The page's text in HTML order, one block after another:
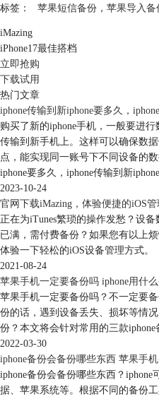
标签： 苹果短信备份， 苹果导入备
iMazing
iPhone17最佳搭档
立即抢购
下载试用
热门文章
iphone传输到新iphone要多久，
购买了新的iphone手机，一般要进
传输到新手机上。这样可以确保数
点，能实现同一账号下不同设备的
iphone要多久，iphone传输到新
2023-10-24
官网下载iMazing，体验便捷的iOS
正在为iTunes繁琐的操作发愁？设
已满，需付费备份？如果您有以上
体验一下轻松的iOS设备管理方式。
2021-08-24
苹果手机一定要备份吗 iphone用什
苹果手机一定要备份吗？不一定要
份的话，遇到设备丢失、损坏等情
份？本文将会针对常用的三款iphone
2022-03-30
iphone备份会备份哪些东西 苹果手
iphone备份会备份哪些东西？
据、苹果系统等。根据不同的备份